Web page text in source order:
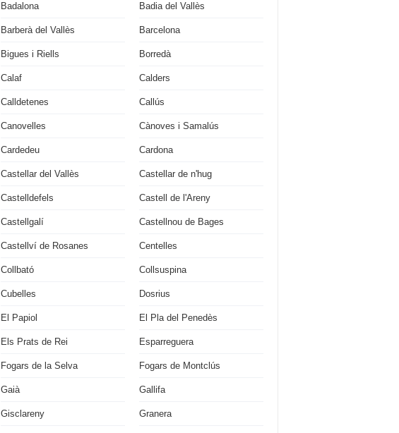
Badalona Badia del Vallès
Barberà del Vallès Barcelona
Bigues i Riells Borredà
Calaf Calders
Calldetenes Callús
Canovelles Cànoves i Samalús
Cardedeu Cardona
Castellar del Vallès Castellar de n'hug
Castelldefels Castell de l'Areny
Castellgalí Castellnou de Bages
Castellví de Rosanes Centelles
Collbató Collsuspina
Cubelles Dosrius
El Papiol El Pla del Penedès
Els Prats de Rei Esparreguera
Fogars de la Selva Fogars de Montclús
Gaià Gallifa
Gisclareny Granera